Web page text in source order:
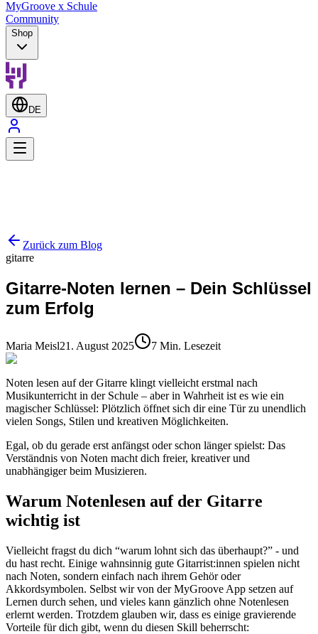
MyGroove x Schule
Community
Shop
DE
Zurück zum Blog
gitarre
Gitarre-Noten lernen – Dein Schlüssel
zum Erfolg
Maria Meisl21. August 2025 7 Min. Lesezeit
Noten lesen auf der Gitarre klingt vielleicht erstmal nach
Musikunterricht in der Schule – aber in Wahrheit ist es wie ein
magischer Schlüssel: Plötzlich öffnet sich dir eine Tür zu unendlich
vielen Songs, Stilen und kreativen Möglichkeiten.
Egal, ob du gerade erst anfängst oder schon länger spielst: Das
Verständnis von Noten macht dich freier, kreativer und
unabhängiger beim Musizieren.
Warum Notenlesen auf der Gitarre
wichtig ist
Vielleicht fragst du dich “warum lohnt sich das überhaupt?” - und
du hast recht. Einige wahnsinnig gute Gitarrist:innen spielen nicht
nach Noten, sondern einfach nach ihrem Gehör oder
Akkordsymbolen. Selbst wir von der MyGroove App setzen auf
Lernen durch sehen, und vieles kann gänzlich ohne Notenlesen
erlernt werden. Trotzdem glauben wir, dass es einige gravierende
Vorteile für dich gibt, wenn du diesen Skill beherrscht: